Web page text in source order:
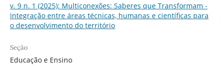
v. 9 n. 1 (2025): Multiconexões: Saberes que Transformam -
Integração entre áreas técnicas, humanas e científicas para
o desenvolvimento do território
Seção
Educação e Ensino